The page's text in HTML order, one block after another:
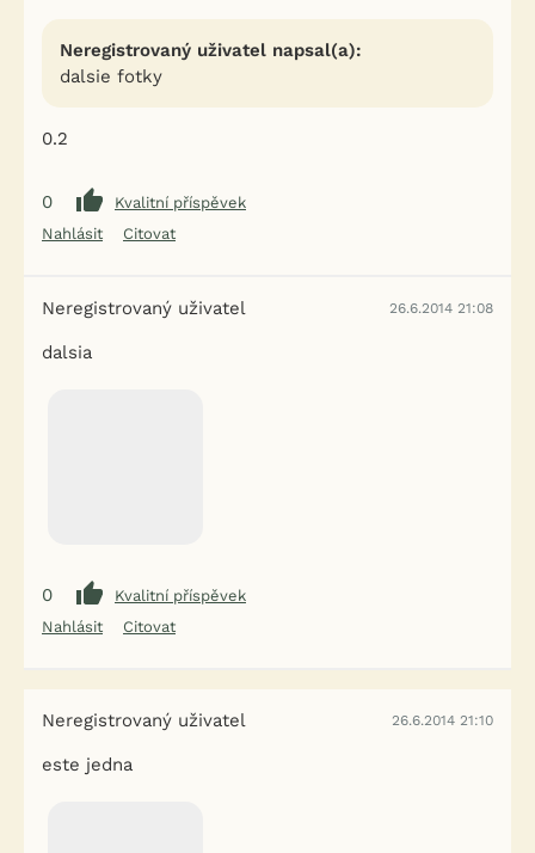
Neregistrovaný uživatel napsal(a):
dalsie fotky
0.2
0
Kvalitní příspěvek
Nahlásit
Citovat
Neregistrovaný uživatel 26.6.2014 21:08
dalsia
0
Kvalitní příspěvek
Nahlásit
Citovat
Neregistrovaný uživatel 26.6.2014 21:10
este jedna